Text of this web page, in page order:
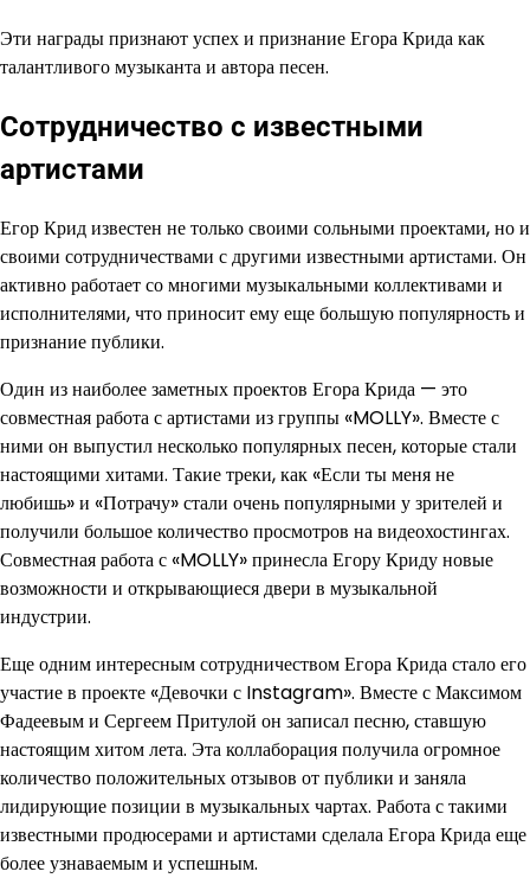
Эти награды признают успех и признание Егора Крида как
талантливого музыканта и автора песен.
Сотрудничество с известными
артистами
Егор Крид известен не только своими сольными проектами, но и
своими сотрудничествами с другими известными артистами. Он
активно работает со многими музыкальными коллективами и
исполнителями, что приносит ему еще большую популярность и
признание публики.
Один из наиболее заметных проектов Егора Крида — это
совместная работа с артистами из группы «MOLLY». Вместе с
ними он выпустил несколько популярных песен, которые стали
настоящими хитами. Такие треки, как «Если ты меня не
любишь» и «Потрачу» стали очень популярными у зрителей и
получили большое количество просмотров на видеохостингах.
Совместная работа с «MOLLY» принесла Егору Криду новые
возможности и открывающиеся двери в музыкальной
индустрии.
Еще одним интересным сотрудничеством Егора Крида стало его
участие в проекте «Девочки с Instagram». Вместе с Максимом
Фадеевым и Сергеем Притулой он записал песню, ставшую
настоящим хитом лета. Эта коллаборация получила огромное
количество положительных отзывов от публики и заняла
лидирующие позиции в музыкальных чартах. Работа с такими
известными продюсерами и артистами сделала Егора Крида еще
более узнаваемым и успешным.